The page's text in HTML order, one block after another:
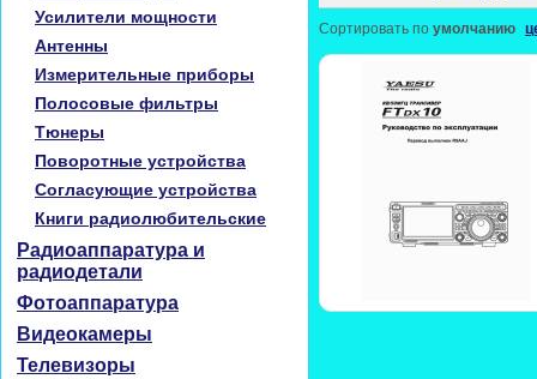
Усилители мощности
Антенны
Измерительные приборы
Полосовые фильтры
Тюнеры
Поворотные устройства
Согласующие устройства
Книги радиолюбительские
Радиоаппаратура и
радиодетали
Фотоаппаратура
Видеокамеры
Телевизоры
Сортировать по умолчанию